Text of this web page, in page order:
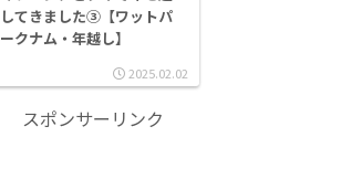
してきました③【ワットパ
ークナム・年越し】
2025.02.02
スポンサーリンク